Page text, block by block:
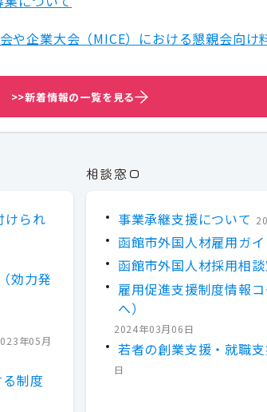
や企業大会（MICE）における懇親会向け
>>新着情報の一覧を見る
けられ
効力発
年05月
制度
相談窓口
事業承継支援について
函館市外国人材雇用ガ
函館市外国人材採用相談
雇用促進支援制度情報
へ）
2024年03月06日
若者の創業支援・就職
日